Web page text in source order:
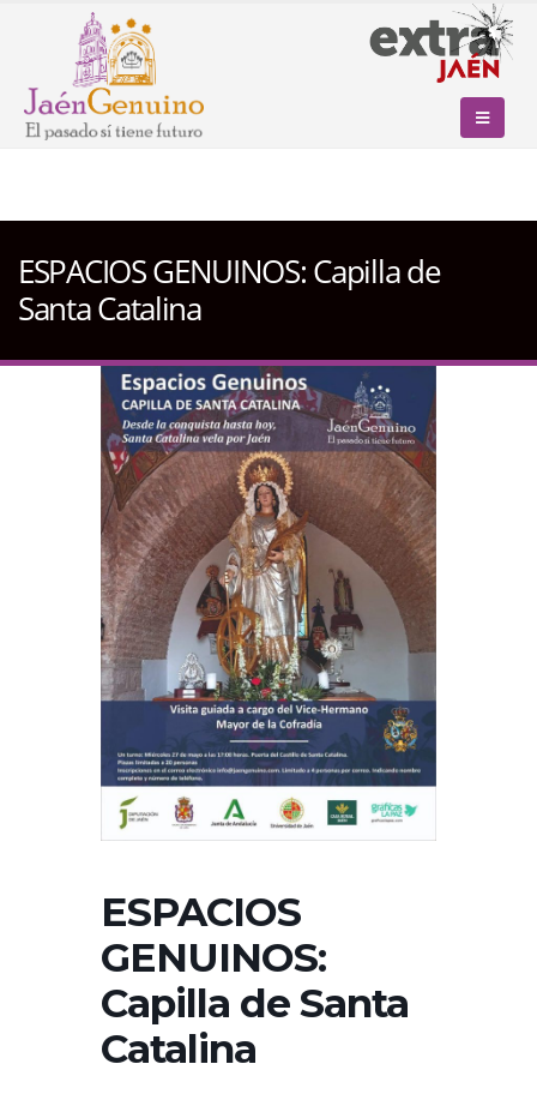
ESPACIOS GENUINOS: Capilla de
Santa Catalina
ESPACIOS
GENUINOS:
Capilla de Santa
Catalina